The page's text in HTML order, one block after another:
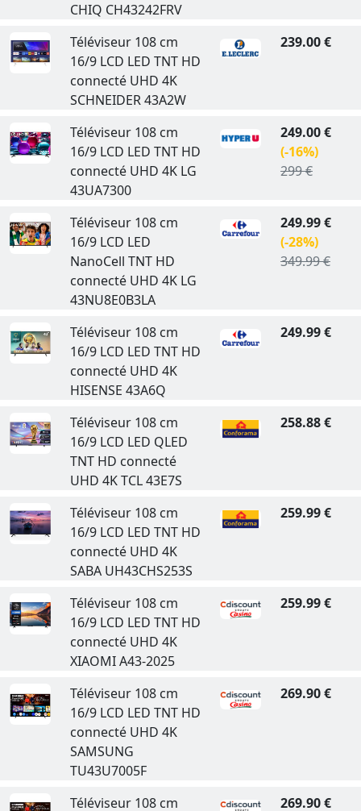
CHIQ CH43242FRV
Téléviseur 108 cm
16/9 LCD LED TNT HD
connecté UHD 4K
SCHNEIDER 43A2W
239.00 €
Téléviseur 108 cm
16/9 LCD LED TNT HD
connecté UHD 4K LG
43UA7300
249.00 €
(-16%)
299 €
Téléviseur 108 cm
16/9 LCD LED
NanoCell TNT HD
connecté UHD 4K LG
43NU8E0B3LA
249.99 €
(-28%)
349.99 €
Téléviseur 108 cm
16/9 LCD LED TNT HD
connecté UHD 4K
HISENSE 43A6Q
249.99 €
Téléviseur 108 cm
16/9 LCD LED QLED
TNT HD connecté
UHD 4K TCL 43E7S
258.88 €
Téléviseur 108 cm
16/9 LCD LED TNT HD
connecté UHD 4K
SABA UH43CHS253S
259.99 €
Téléviseur 108 cm
16/9 LCD LED TNT HD
connecté UHD 4K
XIAOMI A43-2025
259.99 €
Téléviseur 108 cm
16/9 LCD LED TNT HD
connecté UHD 4K
SAMSUNG
TU43U7005F
269.90 €
Téléviseur 108 cm
269.90 €